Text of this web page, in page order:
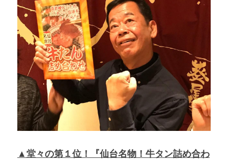
▲堂々の第１位！『仙台名物！牛タン詰め合わ